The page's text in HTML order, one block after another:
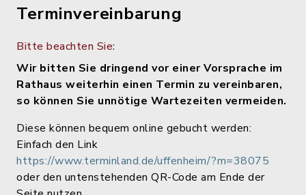
Terminvereinbarung
Bitte beachten Sie:
Wir bitten Sie dringend vor einer Vorsprache im
Rathaus weiterhin einen Termin zu vereinbaren,
so können Sie unnötige Wartezeiten vermeiden.
Diese können bequem online gebucht werden:
Einfach den Link
https://www.terminland.de/uffenheim/?m=38075
oder den untenstehenden QR-Code am Ende der